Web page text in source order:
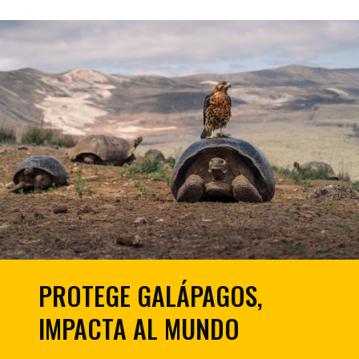
PROTEGE GALÁPAGOS,
IMPACTA AL MUNDO